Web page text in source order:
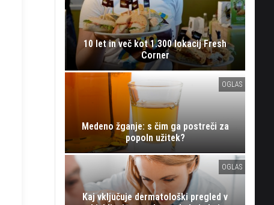
10 let in več kot 1.300 lokacij Fresh
Corner
OGLAS
Medeno žganje: s čim ga postreči za
popoln užitek?
OGLAS
Kaj vključuje dermatološki pregled v